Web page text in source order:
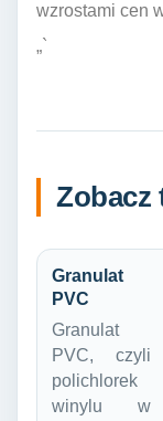
wzrostami cen
„`
Zobacz
Granulat
PVC
Granulat
PVC, czyli
polichlorek
winylu w